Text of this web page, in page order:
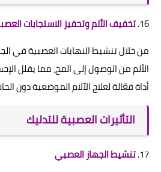
16. تخفيف الألم وتحفيز الاستجابات
من خلال تنشيط النهايات العصبية في
الألم من الوصول إلى المخ، مما يقلل
أداة فعّالة لعلاج الآلام الموضعية دون
التأثيرات العصبية للتدليك
17. تنشيط الجهاز العصبي